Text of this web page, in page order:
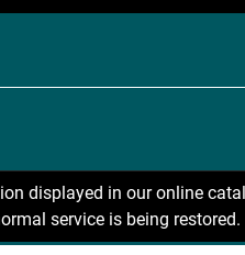
displayed in our online
service is being restored.